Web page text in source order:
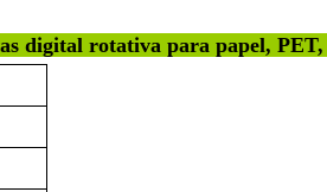
digital rotativa para papel, PET,